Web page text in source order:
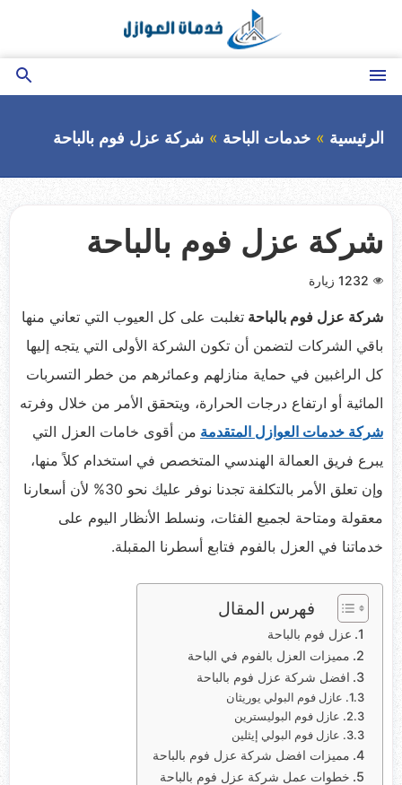
المحتوى
القائمة
بحث
الرئيسية خدمات الباحة شركة عزل فوم بالباحة
شركة عزل فوم بالباحة
1232 زيارة
شركة عزل فوم بالباحة تغلبت على كل العيوب التي تعاني منها
باقي الشركات لتضمن أن تكون الشركة الأولى التي يتجه إليها
كل الراغبين في حماية منازلهم وعمائرهم من خطر التسربات
المائية أو ارتفاع درجات الحرارة، ويتحقق الأمر من خلال وفرته
شركة خدمات العوازل المتقدمة من أقوى خامات العزل التي
يبرع فريق العمالة الهندسي المتخصص في استخدام كلاً منها،
وإن تعلق الأمر بالتكلفة تجدنا نوفر عليك نحو 30% لأن أسعارنا
معقولة ومتاحة لجميع الفئات، ونسلط الأنظار اليوم على
خدماتنا في العزل بالفوم فتابع أسطرنا المقبلة.
فهرس المقال
عزل فوم بالباحة
مميزات العزل بالفوم في الباحة
افضل شركة عزل فوم بالباحة
عازل فوم البولي يوريثان
عازل فوم البوليسترين
عازل فوم البولي إيثلين
مميزات افضل شركة عزل فوم بالباحة
خطوات عمل شركة عزل فوم بالباحة